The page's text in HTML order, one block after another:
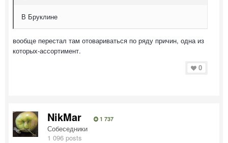
В Бруклине
вообще перестал там отовариваться по ряду причин, одна из
которых-ассортимент.
0
NikMar 1 737
Собеседники
1 096 posts